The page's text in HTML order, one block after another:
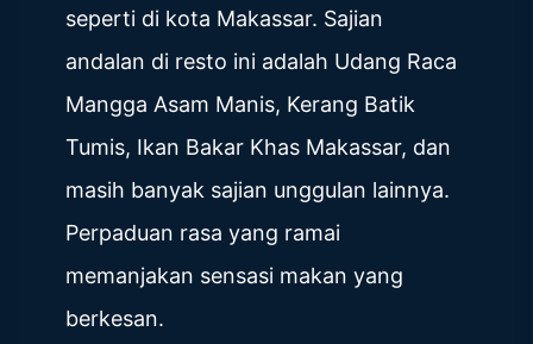
seperti di kota Makassar. Sajian
andalan di resto ini adalah Udang Raca
Mangga Asam Manis, Kerang Batik
Tumis, Ikan Bakar Khas Makassar, dan
masih banyak sajian unggulan lainnya.
Perpaduan rasa yang ramai
memanjakan sensasi makan yang
berkesan.